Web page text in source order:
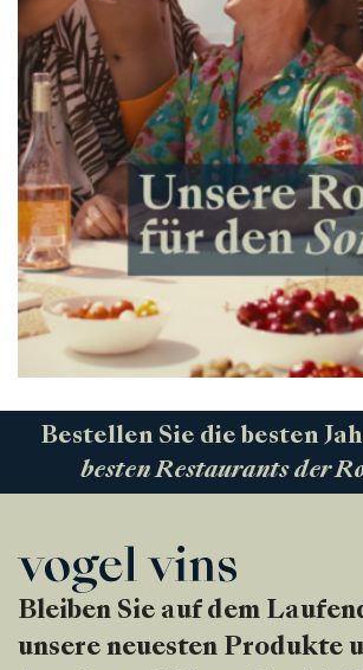
Bestellen Sie die besten
besten Restaurants der
Bleiben Sie auf dem
unsere neuesten Produkte